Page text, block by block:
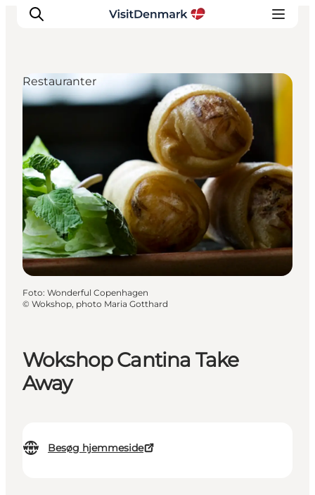
Destinationer
Oplevelser
Overnatning
Planlæg ferien
Wokshop Cantina Take
Away
Besøg hjemmeside
Restauranter
Foto: Wonderful Copenhagen
© Wokshop, photo Maria Gotthard